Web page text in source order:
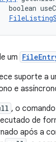
boolean
um
suporte a
e
, o comando
de
após a